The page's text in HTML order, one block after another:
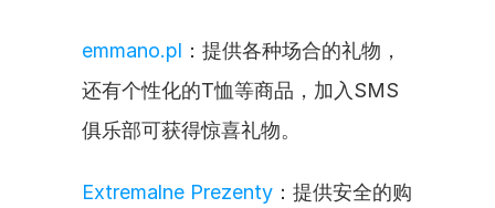
emmano.pl ：提供各种场合的礼物，
还有个性化的T恤等商品，加入SMS
俱乐部可获得惊喜礼物。
Extremalne Prezenty ：提供安全的购